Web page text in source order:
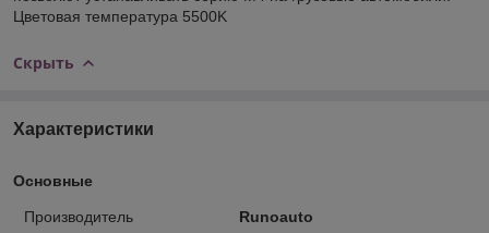
Цветовая температура 5500K
Скрыть
Характеристики
Основные
Производитель
Runoauto